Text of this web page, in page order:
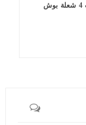
مسطح بلت إن غاز وكهرباء 60 سم - مسطحات 4 شعلة بوش